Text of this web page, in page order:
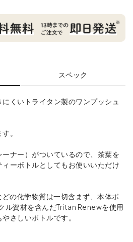
スペック
くいトライタン製のワンプッシュ
。
ナー）がついているので、茶葉を
ーボトルとしてもお使いいただけ
の化学物質は一切含まず、本体ボ
ル資材を含んだTritan Renewを使用
さしいボトルです。